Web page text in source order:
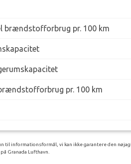
brændstofforbrug pr. 100 km
pr. 100 km
til informationsformål, vi kan ikke garantere den
Granada Lufthavn.